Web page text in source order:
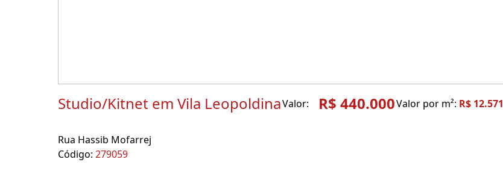
Studio/Kitnet em Vila LeopoldinaValor: R$ 440.000Valor por m²: R$ 12.571
Rua Hassib Mofarrej
Código: 279059